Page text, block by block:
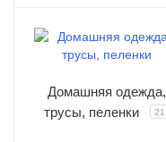
Домашняя одежда,
трусы, пеленки
21